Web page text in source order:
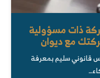
ذات مسؤولية
مع ديوان
قانوني سليم بمعرفة